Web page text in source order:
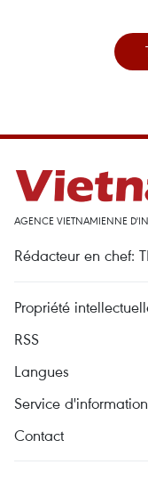
AGENCE VIETNAMIENNE
Rédacteur en chef:
Propriété
RSS
Langues
Service d'information
Contact